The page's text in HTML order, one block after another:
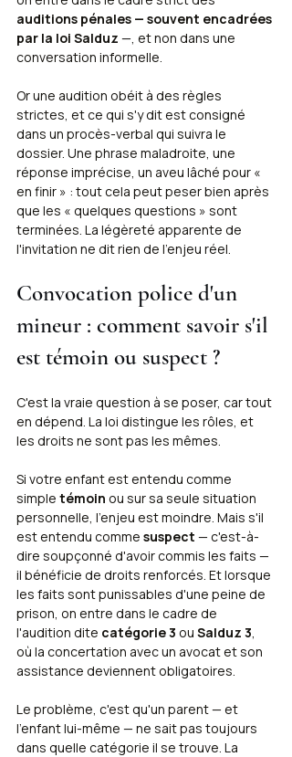
auditions pénales — souvent encadrées
par la loi Salduz —, et non dans une
conversation informelle.
Or une audition obéit à des règles
strictes, et ce qui s'y dit est consigné
dans un procès-verbal qui suivra le
dossier. Une phrase maladroite, une
réponse imprécise, un aveu lâché pour «
en finir » : tout cela peut peser bien après
que les « quelques questions » sont
terminées. La légèreté apparente de
l'invitation ne dit rien de l'enjeu réel.
Convocation police d'un
mineur : comment savoir s'il
est témoin ou suspect ?
C'est la vraie question à se poser, car tout
en dépend. La loi distingue les rôles, et
les droits ne sont pas les mêmes.
Si votre enfant est entendu comme
simple témoin ou sur sa seule situation
personnelle, l'enjeu est moindre. Mais s'il
est entendu comme suspect — c'est-à-
dire soupçonné d'avoir commis les faits —
il bénéficie de droits renforcés. Et lorsque
les faits sont punissables d'une peine de
prison, on entre dans le cadre de
l'audition dite catégorie 3 ou Salduz 3,
où la concertation avec un avocat et son
assistance deviennent obligatoires.
Le problème, c'est qu'un parent — et
l'enfant lui-même — ne sait pas toujours
dans quelle catégorie il se trouve. La